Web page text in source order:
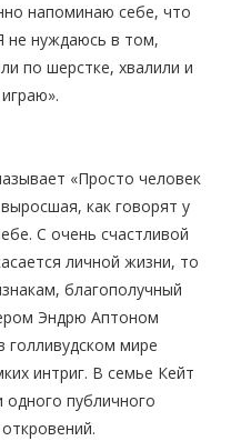
напоминаю себе, что
не нуждаюсь в том,
по шерстке, хвалили и
«Просто человек
как говорят у
С очень счастливой
личной жизни, то
благополучный
Эндрю Аптоном
голливудском мире
интриг. В семье Кейт
одного публичного